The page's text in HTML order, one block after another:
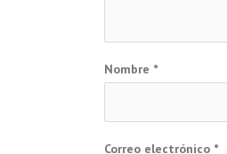
Nombre *
Correo electrónico *